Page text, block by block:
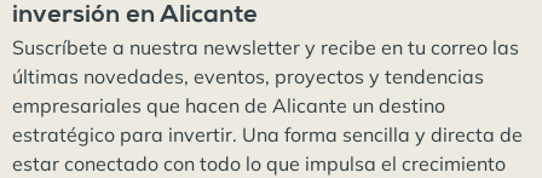
inversión en Alicante
Suscríbete a nuestra newsletter y recibe en tu correo las
últimas novedades, eventos, proyectos y tendencias
empresariales que hacen de Alicante un destino
estratégico para invertir. Una forma sencilla y directa de
estar conectado con todo lo que impulsa el crecimiento